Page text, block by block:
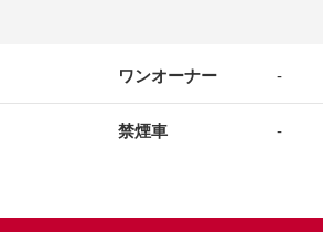
ワンオーナー -
禁煙車 -